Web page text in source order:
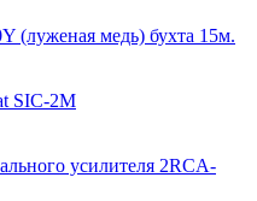
(луженая медь) бухта 15м.
SIC-2M
усилителя 2RCA-